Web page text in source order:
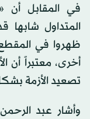
في المقابل أن
المتداول شابها
ظهروا في
أخرى، معتبراً أن
تصعيد الأزمة
وأشار عبد